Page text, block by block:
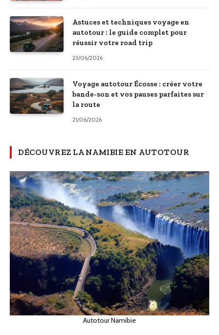
Astuces et techniques voyage en
autotour : le guide complet pour
réussir votre road trip
23/06/2026
Voyage autotour Écosse : créer votre
bande-son et vos pauses parfaites sur
la route
21/06/2026
DÉCOUVREZ LA NAMIBIE EN AUTOTOUR
Autotour Namibie